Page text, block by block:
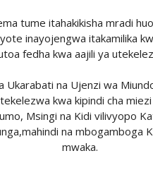
tume itahakikisha mradi
inayojengwa itakamilika
fedha kwa aajili ya
Ukarabati na Ujenzi wa
kwa kipindi cha
Msingi na Kidi vilivyopo
na mbogamboga
mwaka.